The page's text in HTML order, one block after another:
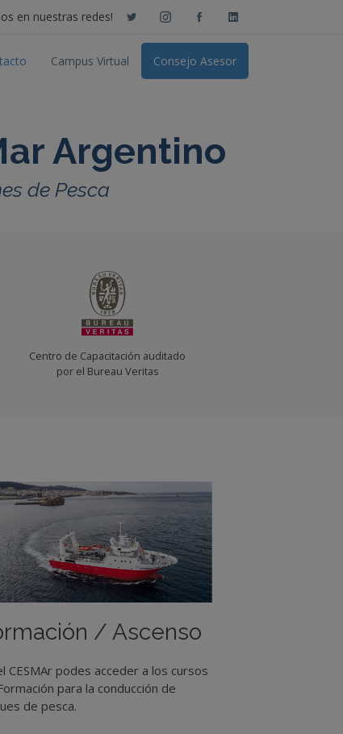
en nuestras redes!
Campus Virtual Consejo Asesor
Argentino
de Pesca
Centro de Capacitación auditado
por el Bureau Veritas
/ Ascenso
CESMAr podes acceder a los cursos
para la conducción de
de pesca.